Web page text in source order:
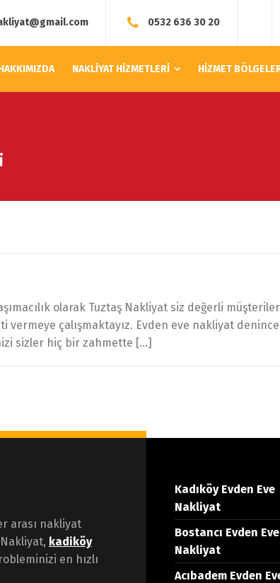
0532 636 30 20
NAKLİYAT HİZMETLERİ HİZMET
olarak Tuztaş Nakliyat siz değerli
çalışmaktayız. Evden eve nakliyat
sizler hiç bir zahmette […]
arası nakliyat
kadiköy
en hızlı
Kadıköy Evden Eve
Nakliyat
Bostancı Evden Eve
Nakliyat
Acıbadem Evden